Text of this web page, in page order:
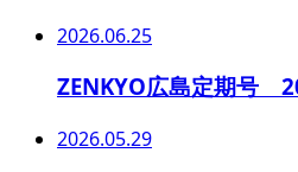
2026.06.25
ZENKYO広島定期号
2026.05.29